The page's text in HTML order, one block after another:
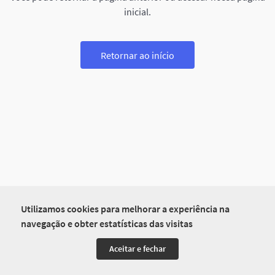
Utilizamos cookies para melhorar a experiência na
navegação e obter estatísticas das visitas
Aceitar e fechar
inicial.
Retornar ao início